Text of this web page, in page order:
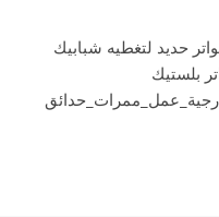
حديد لتغطيه شبابيك
بلستيك